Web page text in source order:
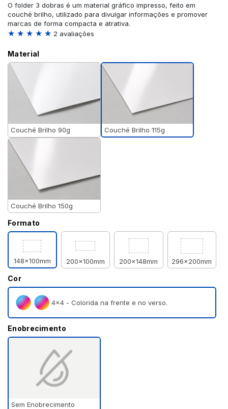
O folder 3 dobras é um material gráfico impresso, feito em
couché brilho, utilizado para divulgar informações e promover
marcas de forma compacta e atrativa.
★ ★ ★ ★ ★ 2 avaliações
Material
Couché Brilho 90g Couché Brilho 115g
Couché Brilho 150g
Formato
148x100mm 200x100mm 200x148mm 296x200mm
Cor
4×4 - Colorida na frente e no verso.
Enobrecimento
Sem Enobrecimento